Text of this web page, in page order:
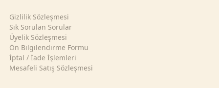
Gizlilik Sözleşmesi
Sık Sorulan Sorular
Üyelik Sözleşmesi
Ön Bilgilendirme Formu
İptal / İade İşlemleri
Mesafeli Satış Sözleşmesi